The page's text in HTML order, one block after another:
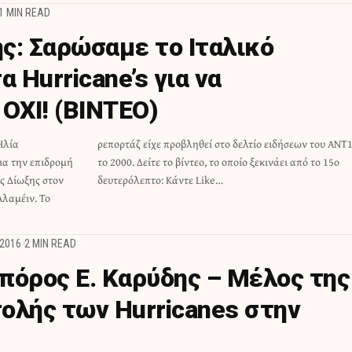
1 MIN READ
Σαρώσαμε το Ιταλικό
Hurricane’s για να
(ΒΙΝΤΕΟ)
την επιδρομή
Δίωξης στον
Το
από το 15ο
δευτερόλεπτο: Κάντε Like…
2 MIN READ
Ε. Καρύδης – Μέλος της
των Hurricanes στην